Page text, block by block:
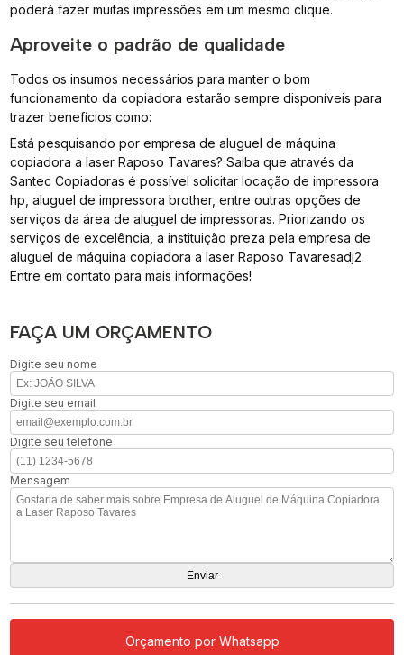
poderá fazer muitas impressões em um mesmo clique.
Aproveite o padrão de qualidade
Todos os insumos necessários para manter o bom
funcionamento da copiadora estarão sempre disponíveis para
trazer benefícios como:
Está pesquisando por empresa de aluguel de máquina
copiadora a laser Raposo Tavares? Saiba que através da
Santec Copiadoras é possível solicitar locação de impressora
hp, aluguel de impressora brother, entre outras opções de
serviços da área de aluguel de impressoras. Priorizando os
serviços de excelência, a instituição preza pela empresa de
aluguel de máquina copiadora a laser Raposo Tavaresadj2.
Entre em contato para mais informações!
FAÇA UM ORÇAMENTO
Digite seu nome
Digite seu email
Digite seu telefone
Mensagem
Orçamento por Whatsapp